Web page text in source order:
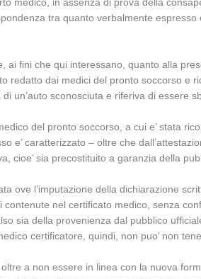
tra quanto verbalmente espresso
ai fini che qui interessano, quanto alla
redatto dai medici del pronto soccorso e
un’auto sconosciuta e riferiva di essere
del pronto soccorso, a cui e’ stata
e’ caratterizzato – oltre che
cioe’ sia precostituito a garanzia della
ove l’imputazione della dichiarazione
nel certificato medico, senza
sia della provenienza dal pubblico
certificatore, quindi, non puo’ non
a non essere in linea con la nuova